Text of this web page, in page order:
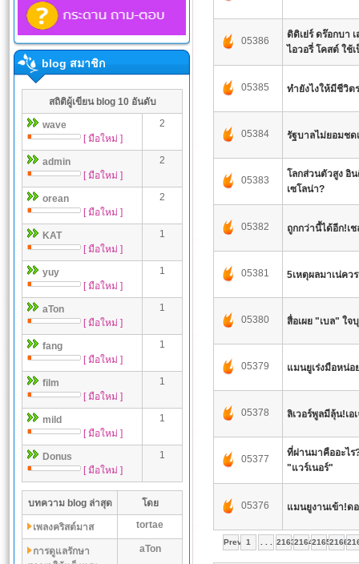
blog สมาชิก
สถิติผู้เขียน blog 10 อันดับ
wave
[ มือใหม่ ]
2
admin
[ มือใหม่ ]
2
orean
[ มือใหม่ ]
2
KAT
[ มือใหม่ ]
1
yuy
[ มือใหม่ ]
1
aTon
[ มือใหม่ ]
1
fang
[ มือใหม่ ]
1
film
[ มือใหม่ ]
1
mild
[ มือใหม่ ]
1
Donus
[ มือใหม่ ]
1
บทความ blog ล่าสุด โดย
เพลงคริสต์มาส tortae
การดูแลรักษา
aTon
05386
ดิดิเย่ร์ ดร๊อกบา
ไอวอรี่ โคสต์ ใช้
05385 ทำยังไงให้มีชีวิต
05384 รัฐบาลไม่ยอมชด
05383
โลกส่วนตัวสูง อิน
เซโลน่า?
05382 ถูกกว่านี้ได้อีก!เ
05381 5เหตุผลมาเน่คว
05380 สื่อเผย "เบล" ใจ
05379 แมนยูเร่งมือหน่
05378 ลิเวอร์พูลมีลุ้น!เ
05377
ที่ผ่านมาคืออะไร
"แวร์เนอร์"
05376 แมนยูงานเข้า!ด
Prev 1 2163216421652166